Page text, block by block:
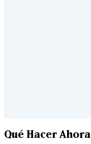
Qué Hacer Ahora